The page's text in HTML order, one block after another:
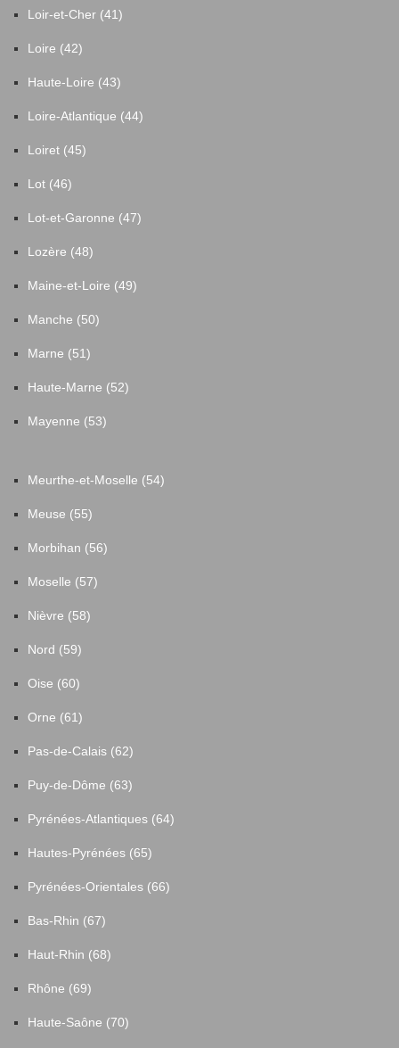
Loir-et-Cher (41)
Loire (42)
Haute-Loire (43)
Loire-Atlantique (44)
Loiret (45)
Lot (46)
Lot-et-Garonne (47)
Lozère (48)
Maine-et-Loire (49)
Manche (50)
Marne (51)
Haute-Marne (52)
Mayenne (53)
Meurthe-et-Moselle (54)
Meuse (55)
Morbihan (56)
Moselle (57)
Nièvre (58)
Nord (59)
Oise (60)
Orne (61)
Pas-de-Calais (62)
Puy-de-Dôme (63)
Pyrénées-Atlantiques (64)
Hautes-Pyrénées (65)
Pyrénées-Orientales (66)
Bas-Rhin (67)
Haut-Rhin (68)
Rhône (69)
Haute-Saône (70)